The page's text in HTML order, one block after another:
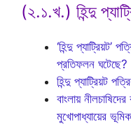
(২.১.খ.) হিন্দু
‘হিন্দু প্যাট্রিয়ট’
প্রতিফলন ঘটেছে?
হিন্দু প্যাট্রিয়ট
বাংলায়
মুখোপাধ্যায়ের